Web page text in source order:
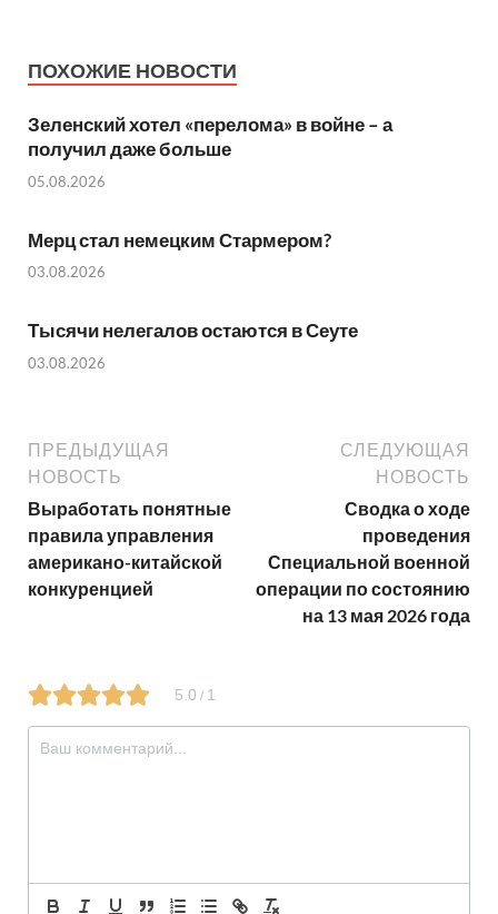
ПОХОЖИЕ НОВОСТИ
Зеленский хотел «перелома» в войне – а
получил даже больше
05.08.2026
Мерц стал немецким Стармером?
03.08.2026
Тысячи нелегалов остаются в Сеуте
03.08.2026
ПРЕДЫДУЩАЯ
НОВОСТЬ
Выработать понятные
правила управления
американо-китайской
конкуренцией
СЛЕДУЮЩАЯ
НОВОСТЬ
Сводка о ходе
проведения
Специальной военной
операции по состоянию
на 13 мая 2026 года
5.0 / 1